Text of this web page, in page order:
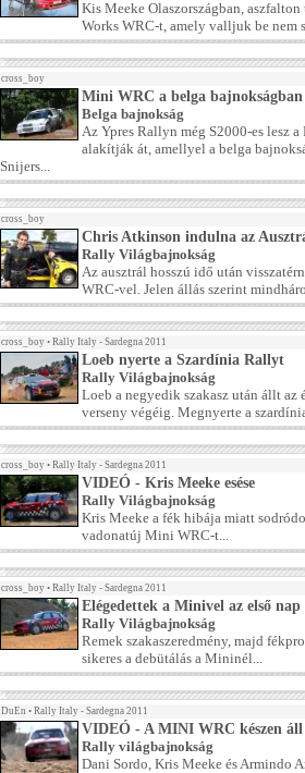
Kis Meeke Olaszországban,
Works WRC-t, amely valljuk be nem
cross_boy
Mini WRC a belga bajnokságban
Belga bajnokság
Az Ypres Rallyn még S2000-es lesz
alakítják át, amellyel a belga
Snijers...
cross_boy
Chris Atkinson indulna az
Rally Világbajnokság
Az ausztrál hosszú idő után
WRC-vel. Jelen állás szerint
cross_boy • Rally Italy - Sardegna 2011
Loeb nyerte a Szardínia Rallyt
Rally Világbajnokság
Loeb a negyedik szakasz után állt az
verseny végéig. Megnyerte a
cross_boy • Rally Italy - Sardegna 2011
VIDEÓ - Kris Meeke esése
Rally Világbajnokság
Kris Meeke a fék hibája miatt
vadonatúj Mini WRC-t...
cross_boy • Rally Italy - Sardegna 2011
Elégedettek a Minivel az első
Rally Világbajnokság
Remek szakaszeredmény, majd
sikeres a debütálás a Mininél...
DuEn • Rally Italy - Sardegna 2011
VIDEÓ - A MINI WRC készen áll
Rally világbajnokság
Dani Sordo, Kris Meeke és Armindo